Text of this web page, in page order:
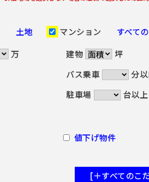
土地 マンション
すべて
万 建物 坪
バス乗車 分
駐車場 台以上
値下げ物件
[＋すべてのこ